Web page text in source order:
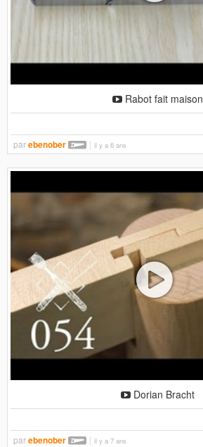
Rabot fait maison
parebenober il y a 6 ans
Dorian Bracht
parebenober il y a 7 ans